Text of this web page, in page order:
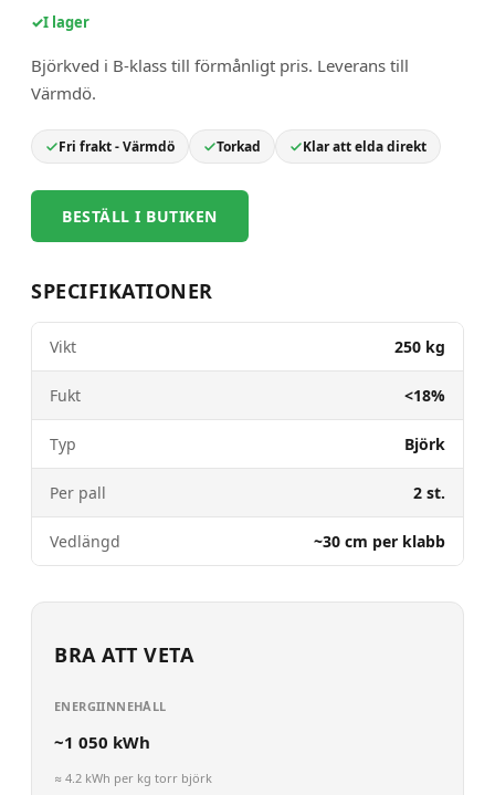
✓I lager
Björkved i B-klass till förmånligt pris. Leverans till
Värmdö.
Fri frakt - Värmdö Torkad Klar att elda direkt
BESTÄLL I BUTIKEN
SPECIFIKATIONER
Vikt 250 kg
Fukt <18%
Typ Björk
Per pall 2 st.
Vedlängd ~30 cm per klabb
BRA ATT VETA
ENERGIINNEHÅLL
~1 050 kWh
≈ 4.2 kWh per kg torr björk